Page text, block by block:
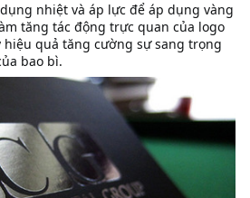
nhiệt và áp lực để áp dụng vàng
tăng tác động trực quan của logo
hiệu quả tăng cường sự sang trọng
bao bì.